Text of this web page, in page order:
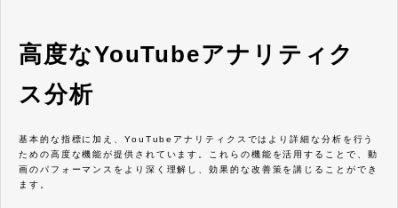
分かります。あなたもこの記事を参考に、YouT
ubeで成功するための第一歩を踏み出しましょ
高度なYouTubeアナリティク
ス分析
基本的な指標に加え、YouTubeアナリティクスではより詳細な分析を行う
ための高度な機能が提供されています。これらの機能を活用することで、動
画のパフォーマンスをより深く理解し、効果的な改善策を講じることができ
ます。